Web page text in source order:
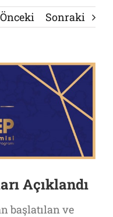
Önceki Sonraki
Açıklandı
başlatılan ve